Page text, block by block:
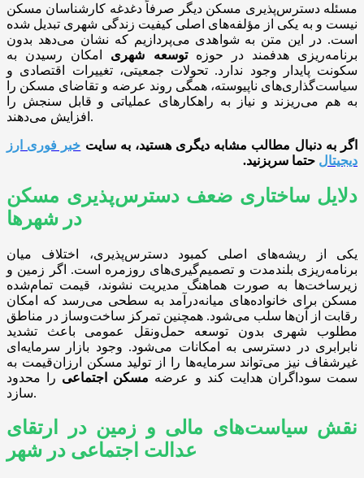
مسئله دسترس‌پذیری مسکن دیگر صرفاً دغدغه کارشناسان مسکن
نیست و به یکی از مؤلفه‌های اصلی کیفیت زندگی شهری تبدیل شده
است. در این متن به شواهدی می‌پردازیم که نشان می‌دهد بدون
برنامه‌ریزی هدفمند در حوزهتوسعه شهری امکان رسیدن به
سکونت پایدار وجود ندارد. تحولات جمعیتی، تغییرات اقتصادی و
سیاست‌گذاری‌های ناپیوسته، همگی روند عرضه و تقاضای مسکن را
به هم می‌ریزند و نیاز به راهکارهای عملیاتی و قابل سنجش را
افزایش می‌دهند.
اگر به دنبال مطالب مشابه دیگری هستید، به سایت خبر فوری ارز
دیجیتال حتما سربزنید.
دلایل ساختاری ضعف دسترس‌پذیری مسکن
در شهرها
یکی از ریشه‌های اصلی کمبود دسترس‌پذیری، اختلاف میان
برنامه‌ریزی بلندمدت و تصمیم‌گیری‌های روزمره است. اگر زمین و
زیرساخت‌ها به صورت هماهنگ مدیریت نشوند، قیمت تمام‌شده
مسکن برای خانواده‌های میانه‌درآمد به سطحی می‌رسد که امکان
رقابت از آن‌ها سلب می‌شود. همچنین تمرکز ساخت‌وساز در مناطق
مطلوب شهری بدون توسعه حمل‌ونقل عمومی باعث تشدید
نابرابری در دسترسی به امکانات می‌شود. وجود بازار سرمایه‌ای
غیرشفاف نیز می‌تواند سرمایه‌ها را از تولید مسکن ارزان‌قیمت به
سمت سوداگران هدایت کند و عرضه مسکن اجتماعی را محدود
سازد.
نقش سیاست‌های مالی و زمین در ارتقای
عدالت اجتماعی در شهر